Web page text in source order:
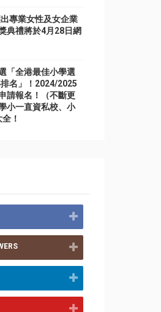
出專業女性及女企業
典禮將於4月28日網
「全港最佳小學選
名」！2024/2025
請報名！（不斷更
小一直資私校、小
！